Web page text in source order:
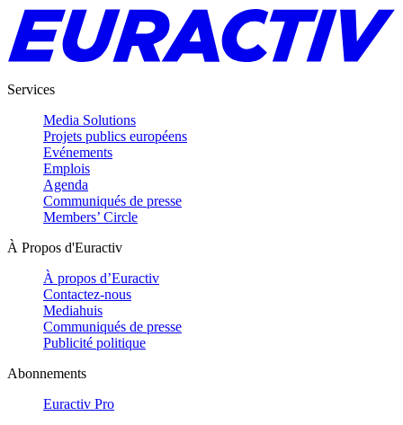
Services
Media Solutions
Projets publics européens
Evénements
Emplois
Agenda
Communiqués de presse
Members’ Circle
À Propos d'Euractiv
À propos d’Euractiv
Contactez-nous
Mediahuis
Communiqués de presse
Publicité politique
Abonnements
Euractiv Pro